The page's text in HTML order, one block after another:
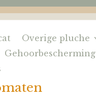
Overige pluche
Gehoorbescherming